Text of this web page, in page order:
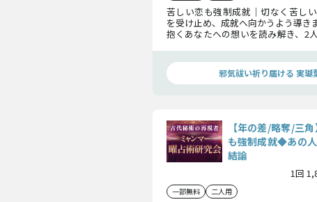
苦しい恋も強制成就｜切なく苦し
を受け止め、成就へ向かうよう導き
抱くあなたへの想いを読み解き、2
邪気祓い祈り届ける 実瑚
【年の差/略奪/三
も強制成就◆あの
結論
1回
一部無料 二人用